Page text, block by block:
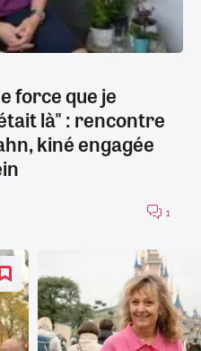
force que je
là" : rencontre
kiné engagée
1